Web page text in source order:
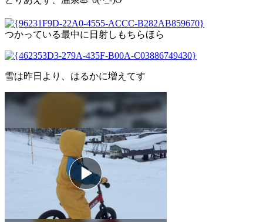
つかっている最中に日射しもちらほら
雪は昨日より、はるかに増えてす